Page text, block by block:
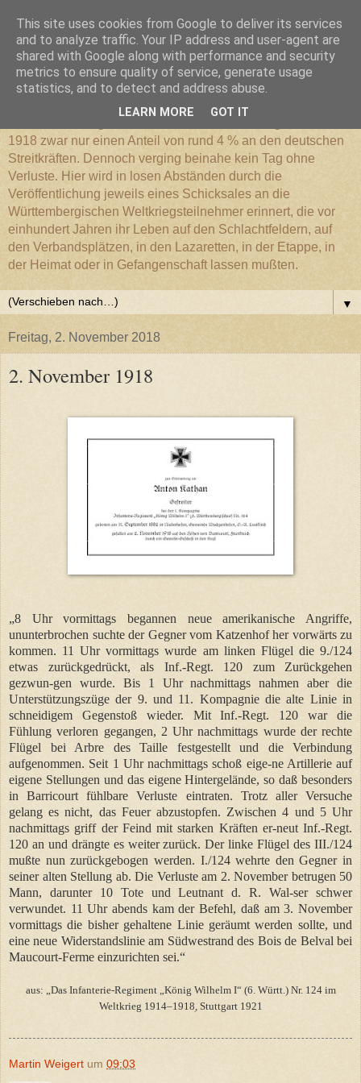
Württembergischer
Weltkriegs-Blog
1918 zwar nur einen Anteil von rund 4 % an den deutschen
Streitkräften. Dennoch verging beinahe kein Tag ohne
Verluste. Hier wird in losen Abständen durch die
Veröffentlichung jeweils eines Schicksales an die
Württembergischen Weltkriegsteilnehmer erinnert, die vor
einhundert Jahren ihr Leben auf den Schlachtfeldern, auf
den Verbandsplätzen, in den Lazaretten, in der Etappe, in
der Heimat oder in Gefangenschaft lassen mußten.
▼
Freitag, 2. November 2018
2. November 1918
„8 Uhr vormittags begannen neue amerikanische Angriffe,
ununterbrochen suchte der Gegner vom Katzenhof her vorwärts zu
kommen. 11 Uhr vormittags wurde am linken Flügel die 9./124
etwas zurückgedrückt, als Inf.-Regt. 120 zum Zurückgehen
gezwun-gen wurde. Bis 1 Uhr nachmittags nahmen aber die
Unterstützungszüge der 9. und 11. Kompagnie die alte Linie in
schneidigem Gegenstoß wieder. Mit Inf.-Regt. 120 war die
Fühlung verloren gegangen, 2 Uhr nachmittags wurde der rechte
Flügel bei Arbre des Taille festgestellt und die Verbindung
aufgenommen. Seit 1 Uhr nachmittags schoß eige-ne Artillerie auf
eigene Stellungen und das eigene Hintergelände, so daß besonders
in Barricourt fühlbare Verluste eintraten. Trotz aller Versuche
gelang es nicht, das Feuer abzustopfen. Zwischen 4 und 5 Uhr
nachmittags griff der Feind mit starken Kräften er-neut Inf.-Regt.
120 an und drängte es weiter zurück. Der linke Flügel des III./124
mußte nun zurückgebogen werden. I./124 wehrte den Gegner in
seiner alten Stellung ab. Die Verluste am 2. November betrugen 50
Mann, darunter 10 Tote und Leutnant d. R. Wal-ser schwer
verwundet. 11 Uhr abends kam der Befehl, daß am 3. November
vormittags die bisher gehaltene Linie geräumt werden sollte, und
eine neue Widerstandslinie am Südwestrand des Bois de Belval bei
Maucourt-Ferme einzurichten sei.“
aus: „Das Infanterie-Regiment „König Wilhelm I“ (6. Württ.) Nr. 124 im
Weltkrieg 1914–1918ׅ, Stuttgart 1921
Martin Weigert um 09:03
This site uses cookies from Google to deliver its services
and to analyze traffic. Your IP address and user-agent are
shared with Google along with performance and security
metrics to ensure quality of service, generate usage
statistics, and to detect and address abuse.
LEARN MORE GOT IT